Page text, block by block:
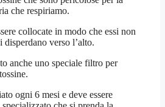
che respiriamo.
collocate in modo che essi non
disperdano verso l’alto.
anche uno speciale filtro per
ogni 6 mesi e deve essere